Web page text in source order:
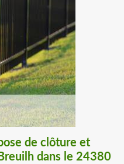
de clôture et
dans le 24380